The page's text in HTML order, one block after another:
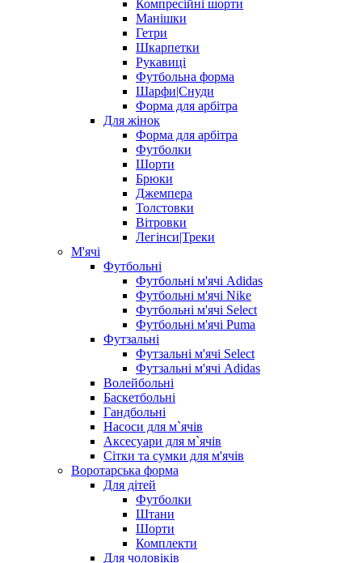
Компресійні шорти
Манішки
Гетри
Шкарпетки
Рукавиці
Футбольна форма
Шарфи|Снуди
Форма для арбітра
Для жінок
Форма для арбітра
Футболки
Шорти
Брюки
Джемпера
Толстовки
Вітровки
Легінси|Треки
М'ячі
Футбольні
Футбольні м'ячі Adidas
Футбольні м'ячі Nike
Футбольні м'ячі Select
Футбольні м'ячі Puma
Футзальні
Футзальні м'ячі Select
Футзальні м'ячі Adidas
Волейбольні
Баскетбольні
Гандбольні
Насоси для м`ячів
Аксесуари для м`ячів
Сітки та сумки для м'ячів
Воротарська форма
Для дітей
Футболки
Штани
Шорти
Комплекти
Для чоловіків